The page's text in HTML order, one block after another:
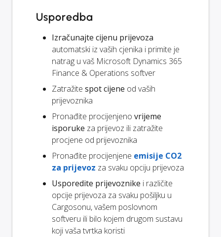
Usporedba
Izračunajte cijenu prijevoza
automatski iz vaših cjenika i primite je
natrag u vaš Microsoft Dynamics 365
Finance & Operations softver
Zatražite spot cijene od vaših
prijevoznika
Pronađite procijenjeno vrijeme
isporuke za prijevoz ili zatražite
procjene od prijevoznika
Pronađite procijenjene emisije CO2
za prijevoz za svaku opciju prijevoza
Usporedite prijevoznike i različite
opcije prijevoza za svaku pošiljku u
Cargosonu, vašem poslovnom
softveru ili bilo kojem drugom sustavu
koji vaša tvrtka koristi